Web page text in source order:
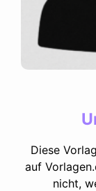
Diese
auf
nicht,